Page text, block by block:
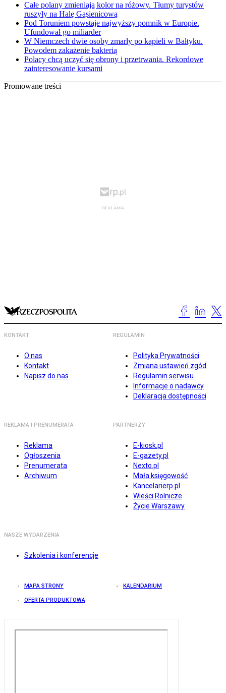
Całe polany zmieniają kolor na różowy. Tłumy turystów
ruszyły na Halę Gąsienicową
Pod Toruniem powstaje najwyższy pomnik w Europie.
Ufundował go miliarder
W Niemczech dwie osoby zmarły po kąpieli w Bałtyku.
Powodem zakażenie bakterią
Polacy chcą uczyć się obrony i przetrwania. Rekordowe
zainteresowanie kursami
Promowane treści
KONTAKT
O nas
Kontakt
Napisz do nas
REGULAMIN
Polityka Prywatności
Zmiana ustawień zgód
Regulamin serwisu
Informacje o nadawcy
Deklaracja dostępności
REKLAMA I PRENUMERATA
Reklama
Ogłoszenia
Prenumerata
Archiwum
PARTNERZY
E-kiosk.pl
E-gazety.pl
Nexto.pl
Mała księgowość
Kancelarierp.pl
Wieści Rolnicze
Życie Warszawy
NASZE WYDARZENIA
Szkolenia i konferencje
MAPA STRONY KALENDARIUM
OFERTA PRODUKTOWA